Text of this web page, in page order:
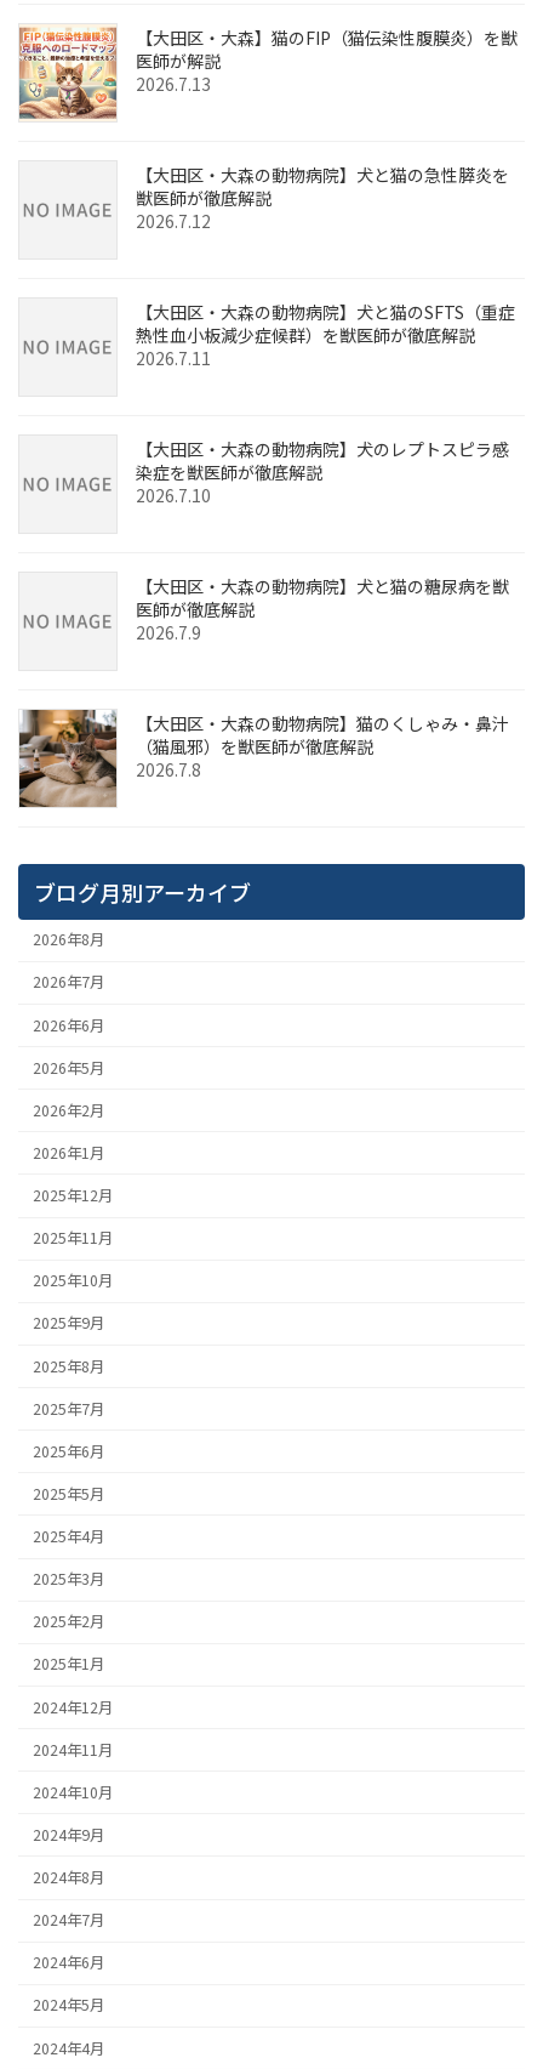
【大田区・大森】猫のFIP（猫伝染性腹膜炎）を獣
医師が解説
2026.7.13
【大田区・大森の動物病院】犬と猫の急性膵炎を
獣医師が徹底解説
2026.7.12
【大田区・大森の動物病院】犬と猫のSFTS（重症
熱性血小板減少症候群）を獣医師が徹底解説
2026.7.11
【大田区・大森の動物病院】犬のレプトスピラ感
染症を獣医師が徹底解説
2026.7.10
【大田区・大森の動物病院】犬と猫の糖尿病を獣
医師が徹底解説
2026.7.9
【大田区・大森の動物病院】猫のくしゃみ・鼻汁
（猫風邪）を獣医師が徹底解説
2026.7.8
ブログ月別アーカイブ
2026年8月
2026年7月
2026年6月
2026年5月
2026年2月
2026年1月
2025年12月
2025年11月
2025年10月
2025年9月
2025年8月
2025年7月
2025年6月
2025年5月
2025年4月
2025年3月
2025年2月
2025年1月
2024年12月
2024年11月
2024年10月
2024年9月
2024年8月
2024年7月
2024年6月
2024年5月
2024年4月